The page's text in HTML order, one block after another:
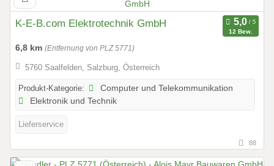
K-E-B.com Elektrotechnik GmbH
12 Bew.
6,8 km (Entfernung von PLZ 5771)
5760 Saalfelden, Salzburg, Österreich
Produkt-Kategorie:
Computer und Telekommunikation
Elektronik und Technik
Lieferservice
88